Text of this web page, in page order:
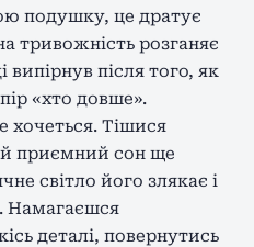
подушку, це дратує
тривожність розганяє
випірнув після того, як
«хто довше».
хочеться. Тішися
приємний сон ще
світло його злякає і
Намагаєшся
деталі, повернутись